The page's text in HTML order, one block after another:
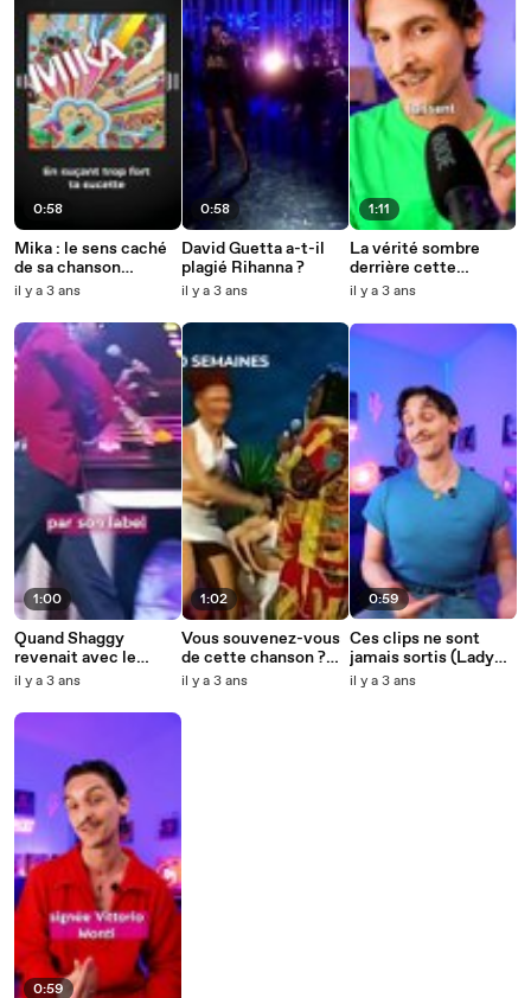
0:58
Mika : le sens caché
de sa chanson
“Lollipop”
il y a 3 ans
1:00
Quand Shaggy
revenait avec le
classique « It Wasn’t
il y a 3 ans
0:59
0:58
David Guetta a-t-il
plagié Rihanna ?
il y a 3 ans
1:02
Vous souvenez-vous
de cette chanson ?
(Wes - Alane)
il y a 3 ans
1:11
La vérité sombre
derrière cette
chanson va vous
il y a 3 ans
0:59
Ces clips ne sont
jamais sortis (Lady
Gaga, Ariana Grande,
il y a 3 ans